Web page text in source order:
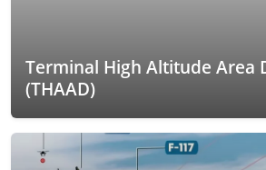
Terminal High Altitude Area
(THAAD)